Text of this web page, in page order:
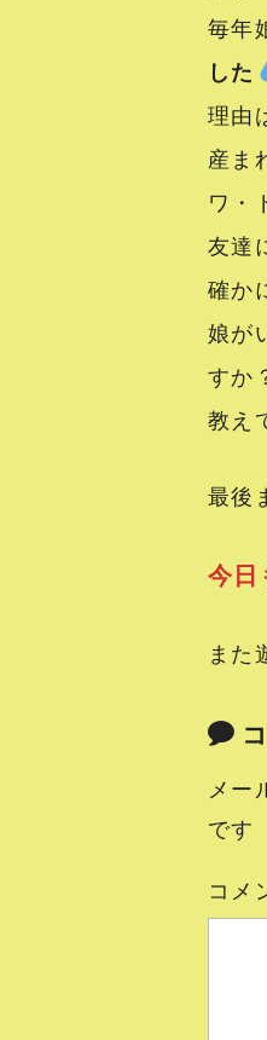
毎年
した
理由
産ま
ワ・
友達
確か
娘が
すか
教え
最後
今日
また
メー
です
コメ